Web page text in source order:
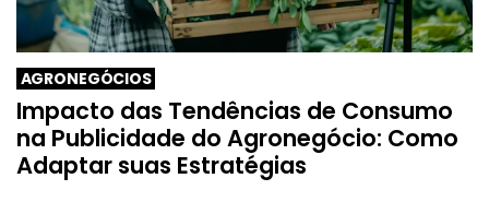
AGRONEGÓCIOS
Impacto das Tendências de Consumo
na Publicidade do Agronegócio: Como
Adaptar suas Estratégias